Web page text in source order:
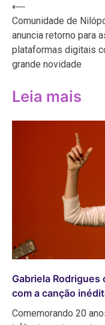
Navegação
de
Post
⟵
Comunidade de
anuncia retorno para
plataformas digitais
grande novidade
Leia mais
Gabriela Rodrigues
com a canção
Comemorando 20